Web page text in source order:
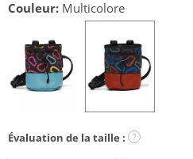
Couleur: Multicolore
Évaluation de la taille : ?